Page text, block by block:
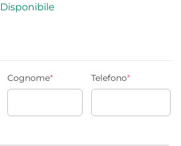
Disponibile
Cognome* Telefono*